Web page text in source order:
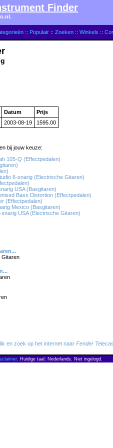
:: Populair :: Zoeken :: Winkels ::
Finder
Datum
Prijs
2003-08-19 1595.00
bij jouw keuze:
105-Q (Effectpedalen)
6-snarig (Electrische Gitaren)
USA (Basgitaren)
Bass Distortion (Effectpedalen)
(Effectpedalen)
Mexico (Basgitaren)
USA (Electrische Gitaren)
Gitaren
en zoek op het internet naar Fender
. Huidige taal: Nederlands. Niet ingelogd.